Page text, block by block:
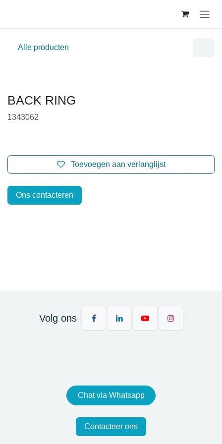
Alle producten
BACK RING
1343062
Toevoegen aan verlanglijst
Ons contacteren
Volg ons
Chat via Whatsapp
Contacteer ons